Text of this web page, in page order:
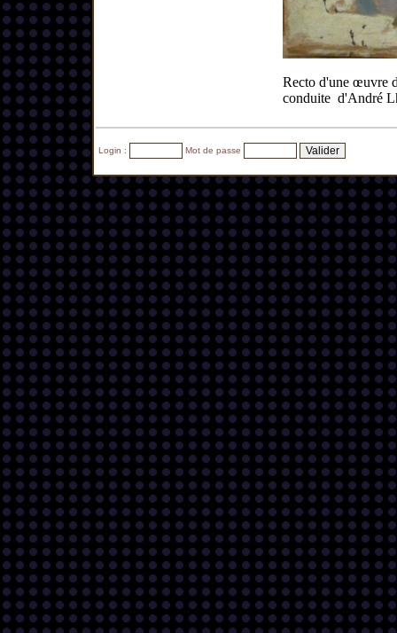
Recto d'une œuvre
conduite d'André
Login : Mot de passe